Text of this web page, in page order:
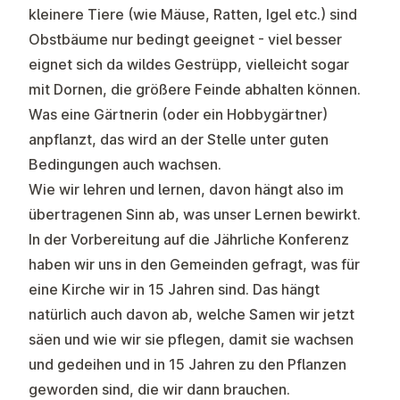
kleinere Tiere (wie Mäuse, Ratten, Igel etc.) sind
Obstbäume nur bedingt geeignet - viel besser
eignet sich da wildes Gestrüpp, vielleicht sogar
mit Dornen, die größere Feinde abhalten können.
Was eine Gärtnerin (oder ein Hobbygärtner)
anpflanzt, das wird an der Stelle unter guten
Bedingungen auch wachsen.
Wie wir lehren und lernen, davon hängt also im
übertragenen Sinn ab, was unser Lernen bewirkt.
In der Vorbereitung auf die Jährliche Konferenz
haben wir uns in den Gemeinden gefragt, was für
eine Kirche wir in 15 Jahren sind. Das hängt
natürlich auch davon ab, welche Samen wir jetzt
säen und wie wir sie pflegen, damit sie wachsen
und gedeihen und in 15 Jahren zu den Pflanzen
geworden sind, die wir dann brauchen.